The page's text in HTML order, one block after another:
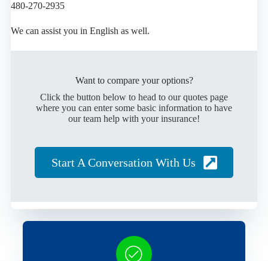
480-270-2935
We can assist you in English as well.
Want to compare your options?
Click the button below to head to our quotes page
where you can enter some basic information to have
our team help with your insurance!
Start A Conversation With Us